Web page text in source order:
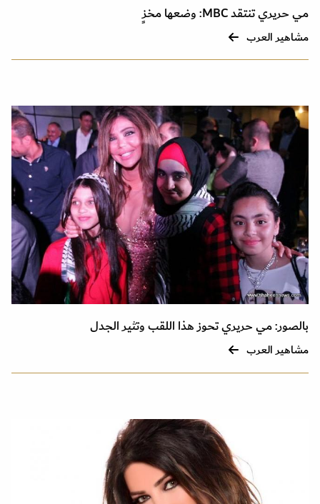
مي حريري تنتقد MBC: وضعها مخزٍ
مشاهير العرب
بالصور: مي حريري تحوز هذا اللقب وتثير الجدل
مشاهير العرب